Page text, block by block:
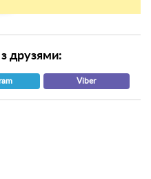
з друзями:
Viber